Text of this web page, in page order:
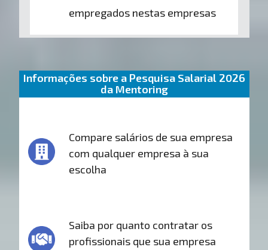
empregados nestas empresas
Informações sobre a Pesquisa Salarial 2026
da Mentoring
Compare salários de sua empresa
com qualquer empresa à sua
escolha
Saiba por quanto contratar os
profissionais que sua empresa